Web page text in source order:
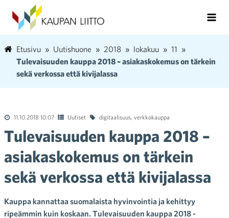
Etusivu Uutishuone 2018 lokakuu
11
Tulevaisuuden kauppa 2018 – asiakaskokemus on tärkein
sekä verkossa että kivijalassa
11.10.2018 10:07 Uutiset digitaalisuus, verkkokauppa
Tulevaisuuden kauppa 2018 –
asiakaskokemus on tärkein
sekä verkossa että kivijalassa
Kauppa kannattaa suomalaista hyvinvointia ja kehittyy
ripeämmin kuin koskaan. Tulevaisuuden kauppa 2018 -